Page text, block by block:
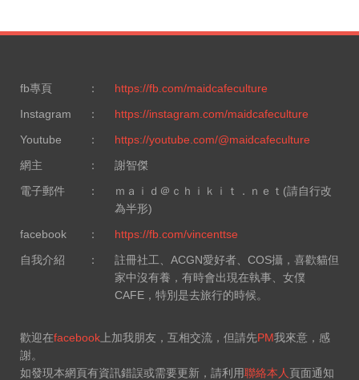
fb專頁 ：
https://fb.com/maidcafeculture
Instagram
：
https://instagram.com/maidcafeculture
Youtube
：
https://youtube.com/@maidcafeculture
網主
：
謝智傑
電子郵件
：
ｍａｉｄ＠ｃｈｉｋｉｔ．ｎｅｔ(請自行改
為半形)
facebook
：
https://fb.com/vincenttse
自我介紹
：
註冊社工、ACGN愛好者、COS攝，喜歡貓但
家中沒有養，有時會出現在執事、女僕
CAFE，特別是去旅行的時候。
歡迎在facebook 上加我朋友，互相交流，但請先PM我來意，感
謝。
如發現本網頁有資訊錯誤或需要更新，請利用聯絡本人 頁面通知